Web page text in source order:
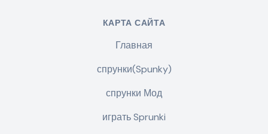
КАРТА САЙТА
Главная
спрунки(Spunky)
спрунки Мод
играть Sprunki